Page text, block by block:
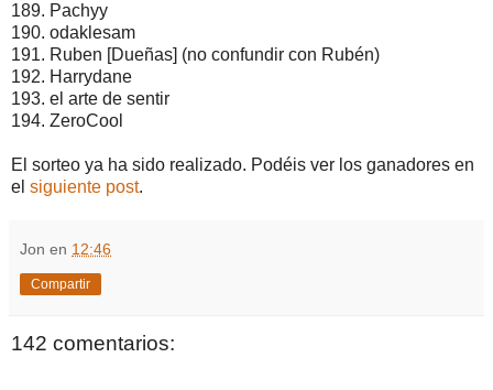
189. Pachyy
190. odaklesam
191. Ruben [Dueñas] (no confundir con Rubén)
192. Harrydane
193. el arte de sentir
194. ZeroCool
El sorteo ya ha sido realizado. Podéis ver los ganadores en
el siguiente post.
Jon en 12:46
Compartir
142 comentarios: